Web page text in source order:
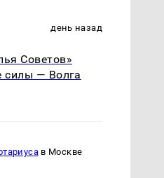
день назад
Советов»
силы — Волга
в Москве